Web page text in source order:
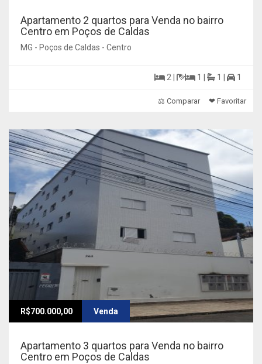
Apartamento 2 quartos para Venda no bairro
Centro em Poços de Caldas
MG - Poços de Caldas - Centro
2 | 1 | 1 | 1
⚖ Comparar ❤ Favoritar
R$700.000,00 Venda
Apartamento 3 quartos para Venda no bairro
Centro em Poços de Caldas